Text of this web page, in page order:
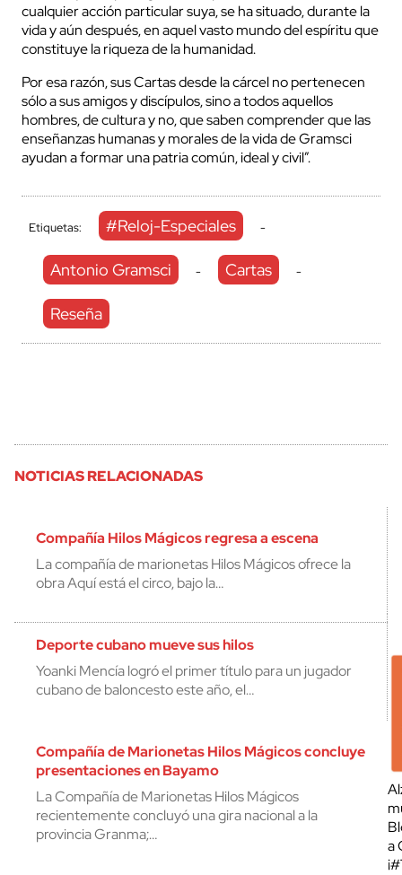
cualquier acción particular suya, se ha situado, durante la
vida y aún después, en aquel vasto mundo del espíritu que
constituye la riqueza de la humanidad.
Por esa razón, sus Cartas desde la cárcel no pertenecen
sólo a sus amigos y discípulos, sino a todos aquellos
hombres, de cultura y no, que saben comprender que las
enseñanzas humanas y morales de la vida de Gramsci
ayudan a formar una patria común, ideal y civil”.
Etiquetas: #Reloj-Especiales -
Antonio Gramsci - Cartas -
Reseña
NOTICIAS RELACIONADAS
Compañía Hilos Mágicos regresa a escena
La compañía de marionetas Hilos Mágicos ofrece la
obra Aquí está el circo, bajo la…
Deporte cubano mueve sus hilos
Yoanki Mencía logró el primer título para un jugador
cubano de baloncesto este año, el…
Compañía de Marionetas Hilos Mágicos concluye
presentaciones en Bayamo
La Compañía de Marionetas Hilos Mágicos
recientemente concluyó una gira nacional a la
provincia Granma;…
a